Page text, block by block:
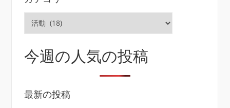
リ
ー
今週の人気の投稿
最新の投稿